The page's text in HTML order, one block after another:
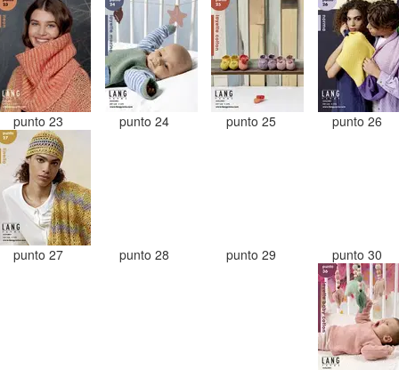
punto 23 punto 24 punto 25 punto 26
punto 27 punto 28 punto 29 punto 30